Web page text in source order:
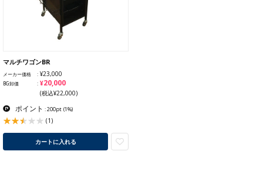
マルチワゴンBR
メーカー価格 ¥23,000
BG卸価 ¥20,000
(税込¥22,000)
ポイント : 200pt (1%)
(1)
カートに入れる